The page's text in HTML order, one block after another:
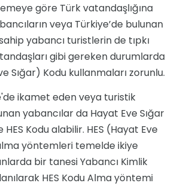
göre Türk vatandaşlığına
veya Türkiye’de bulunan
yabancı turistlerin de tıpkı
gibi gereken durumlarda
Sığar) Kodu kullanmaları zorunlu.
ikamet eden veya turistik
yabancılar da Hayat Eve Sığar
HES Kodu alabilir. HES (Hayat Eve
yöntemleri temelde ikiye
bir tanesi Yabancı Kimlik
HES Kodu Alma yöntemi